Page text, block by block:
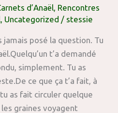
d’Anaël Rencontres
Uncategorized / stessie
jamais posé la question. Tu
t’a demandé
simplement. Tu as
ce que ça t’a fait, à
as fait circuler quelque
les graines voyagent